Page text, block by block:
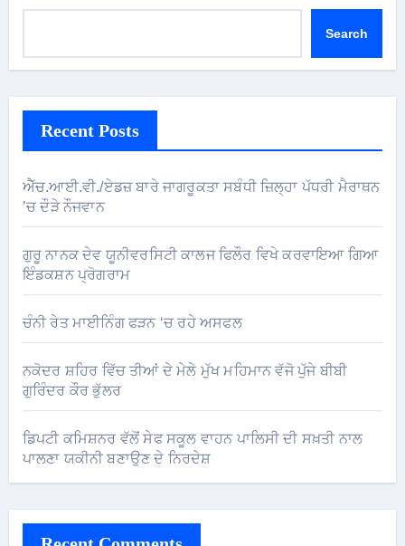
Search
Recent Posts
ਐੱਚ.ਆਈ.ਵੀ./ਏਡਜ਼ ਬਾਰੇ ਜਾਗਰੂਕਤਾ ਸਬੰਧੀ ਜ਼ਿਲ੍ਹਾ ਪੱਧਰੀ ਮੈਰਾਥਨ
’ਚ ਦੌੜੇ ਨੌਜਵਾਨ
ਗੁਰੂ ਨਾਨਕ ਦੇਵ ਯੂਨੀਵਰਸਿਟੀ ਕਾਲਜ ਫਿਲੌਰ ਵਿਖੇ ਕਰਵਾਇਆ ਗਿਆ
ਇੰਡਕਸ਼ਨ ਪ੍ਰੋਗਰਾਮ
ਚੰਨੀ ਰੇਤ ਮਾਈਨਿੰਗ ਫੜਨ ‘ਚ ਰਹੇ ਅਸਫਲ
ਨਕੋਦਰ ਸ਼ਹਿਰ ਵਿੱਚ ਤੀਆਂ ਦੇ ਮੇਲੇ ਮੁੱਖ ਮਹਿਮਾਨ ਵੱਜੋ ਪੁੱਜੇ ਬੀਬੀ
ਗੁਰਿੰਦਰ ਕੌਰ ਭੁੱਲਰ
ਡਿਪਟੀ ਕਮਿਸ਼ਨਰ ਵੱਲੋਂ ਸੇਫ ਸਕੂਲ ਵਾਹਨ ਪਾਲਿਸੀ ਦੀ ਸਖ਼ਤੀ ਨਾਲ
ਪਾਲਣਾ ਯਕੀਨੀ ਬਣਾਉਣ ਦੇ ਨਿਰਦੇਸ਼